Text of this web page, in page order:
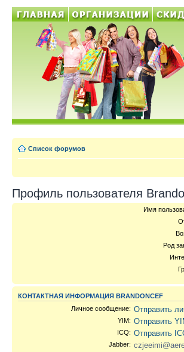
Список форумов
Профиль пользователя
Имя
Род
КОНТАКТНАЯ ИНФОРМАЦИЯ BRANDONCEF
Личное сообщение: Отправить
YIM: Отправить
ICQ: Отправить
Jabber: